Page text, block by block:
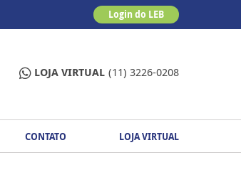
Login do LEB
LOJA VIRTUAL (11) 3226-0208
CONTATO LOJA VIRTUAL